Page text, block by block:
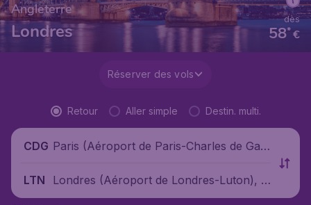
Angleterre
Londres €
58*
dès
Réserver des vols
Retour Aller simple Destin. multi.
CDG Paris (Aéroport de Paris-Charles de Gaul
LTN
Londres (Aéroport de Londres-Luton), R
oyaume-Uni